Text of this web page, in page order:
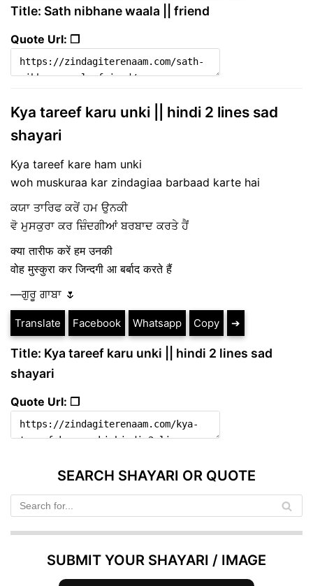
Title: Sath nibhane waala || friend
Quote Url: ❐
Kya tareef karu unki || hindi 2 lines sad
shayari
Kya tareef kare ham unki
woh muskuraa kar zindagiaa barbaad karte hai
ਕਯਾ ਤਾਰਿਫ‌ ਕਰੇਂ ਹਮ ਉਨਕੀ
ਵੋ ਮੁਸਕੁਰਾ ਕਰ ਜ਼ਿੰਦਗੀਆਂ ਬਰਬਾਦ ਕਰਤੇ ਹੈਂ
क्या तारीफ करें हम उनकी
वोह मुस्कुरा कर जिन्दगी आ बर्बाद करते हैं
—ਗੁਰੂ ਗਾਬਾ 🌷
Translate Facebook Whatsapp Copy ➔
Title: Kya tareef karu unki || hindi 2 lines sad
shayari
Quote Url: ❐
SEARCH SHAYARI OR QUOTE
SUBMIT YOUR SHAYARI / IMAGE